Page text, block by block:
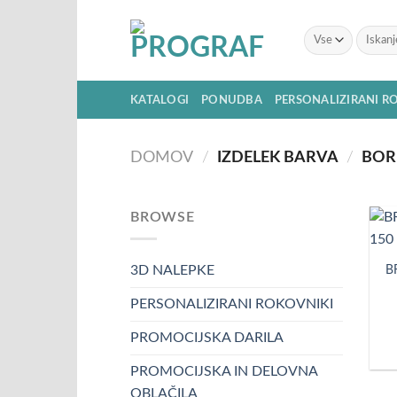
Išči:
KATALOGI PONUDBA PERSONALIZIRANI
DOMOV / IZDELEK BARVA /
BROWSE
3D NALEPKE
PERSONALIZIRANI ROKOVNIKI
PROMOCIJSKA DARILA
PROMOCIJSKA IN DELOVNA
OBLAČILA